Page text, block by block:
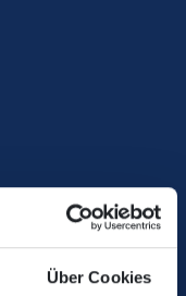
Über Cookies
während der
zeitweise
Gäste hatten, hat
Koblenz-Touristik
der kleinen
Koblenz auf
als Paket
und für
erlebbar